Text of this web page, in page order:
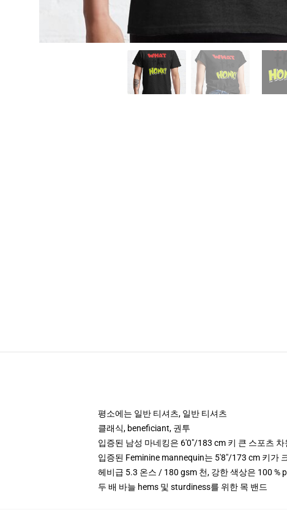
평소에는 일반 티셔츠, 일반 티셔츠
클래식, beneficiant, 권투
입증된 남성 마네킹은 6'0"/183 cm 키 큰 스포츠
입증된 Feminine mannequin는 5'8"/173 cm 키가
헤비급 5.3 온스 / 180 gsm 천, 강한 색상은 100 %
두 배 바늘 hems 및 sturdiness를 위한 목 밴드